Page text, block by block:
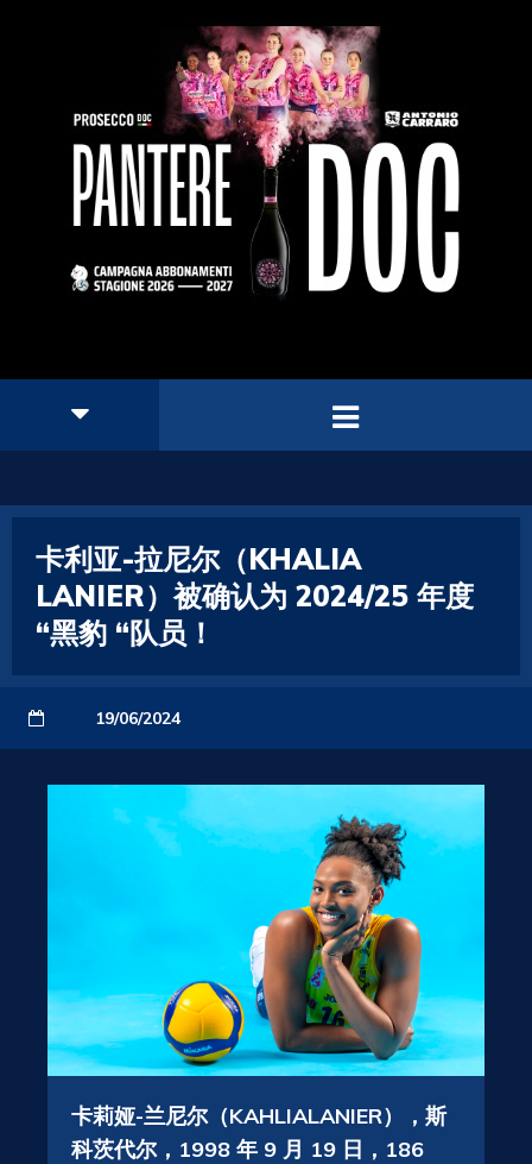
卡利亚-拉尼尔（KHALIA
LANIER）被确认为 2024/25 年度
“黑豹 “队员！
19/06/2024
卡莉娅-兰尼尔（KAHLIALANIER），斯
科茨代尔，1998 年 9 月 19 日，186